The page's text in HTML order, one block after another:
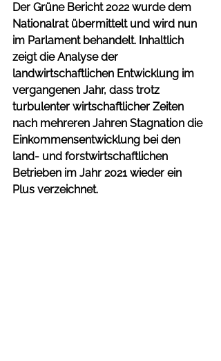
Der Grüne Bericht 2022 wurde dem
Nationalrat übermittelt und wird nun
im Parlament behandelt. Inhaltlich
zeigt die Analyse der
landwirtschaftlichen Entwicklung im
vergangenen Jahr, dass trotz
turbulenter wirtschaftlicher Zeiten
nach mehreren Jahren Stagnation die
Einkommensentwicklung bei den
land- und forstwirtschaftlichen
Betrieben im Jahr 2021 wieder ein
Plus verzeichnet.